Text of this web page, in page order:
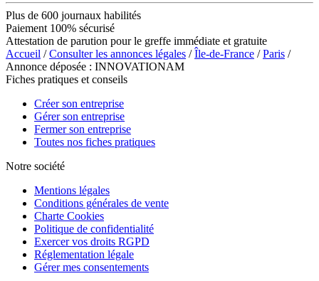
Plus de 600 journaux habilités
Paiement 100% sécurisé
Attestation de parution pour le greffe immédiate et gratuite
Accueil /Consulter les annonces légales /Île-de-France /Paris /
Annonce déposée : INNOVATIONAM
Fiches pratiques et conseils
Créer son entreprise
Gérer son entreprise
Fermer son entreprise
Toutes nos fiches pratiques
Notre société
Mentions légales
Conditions générales de vente
Charte Cookies
Politique de confidentialité
Exercer vos droits RGPD
Réglementation légale
Gérer mes consentements